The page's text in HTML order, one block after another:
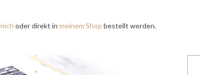
oder direkt in meinem Shop bestellt werden.